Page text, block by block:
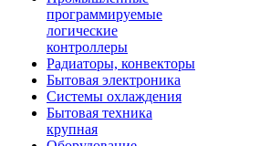
программируемые
логические
контроллеры
Радиаторы, конвекторы
Бытовая электроника
Системы охлаждения
Бытовая техника
крупная